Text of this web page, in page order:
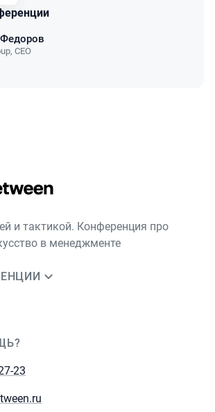
, CEO
языке
и тактикой. Конференция про
в менеджменте
23